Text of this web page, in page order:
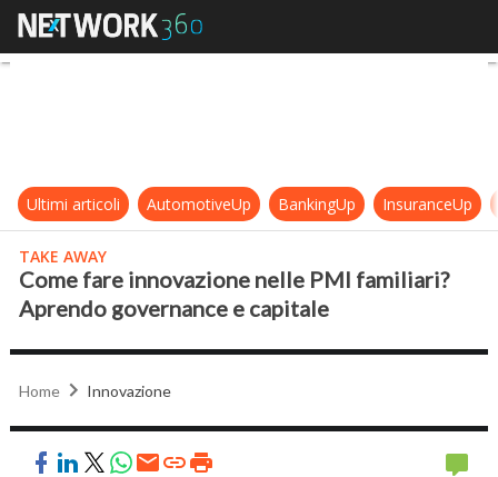
Come fare innovazione nelle PMI
Ultimi articoli AutomotiveUp BankingUp InsuranceUp
TAKE AWAY
Come fare innovazione nelle PMI familiari?
Aprendo governance e capitale
Home Innovazione